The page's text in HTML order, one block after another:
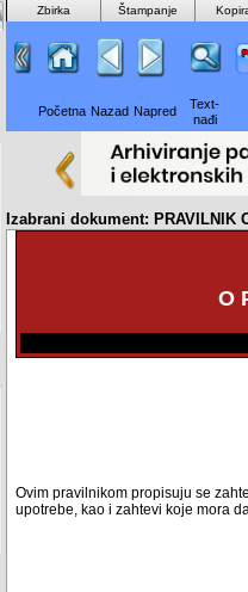
Zbirka Štampanje
Početna Nazad Napred
Text-
nađi
Izabrani dokument: PRAVILNIK
O
Ovim pravilnikom propisuju se
upotrebe, kao i zahtevi koje mora